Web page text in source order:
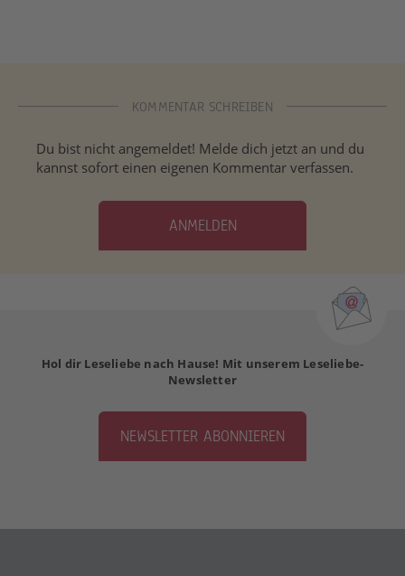
KOMMENTAR SCHREIBEN
Du bist nicht angemeldet! Melde dich jetzt an und du
kannst sofort einen eigenen Kommentar verfassen.
ANMELDEN
Hol dir Leseliebe nach Hause! Mit unserem Leseliebe-
Newsletter
NEWSLETTER ABONNIEREN